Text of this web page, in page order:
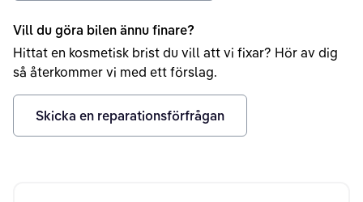
Vill du göra bilen ännu finare?
Hittat en kosmetisk brist du vill att vi fixar? Hör av dig
så återkommer vi med ett förslag.
Skicka en reparationsförfrågan